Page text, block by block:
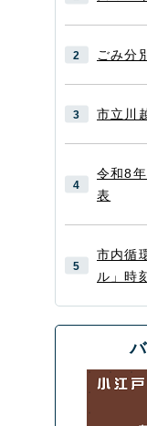
ごみ分
市立川
令和8
表
市内循
ル」時